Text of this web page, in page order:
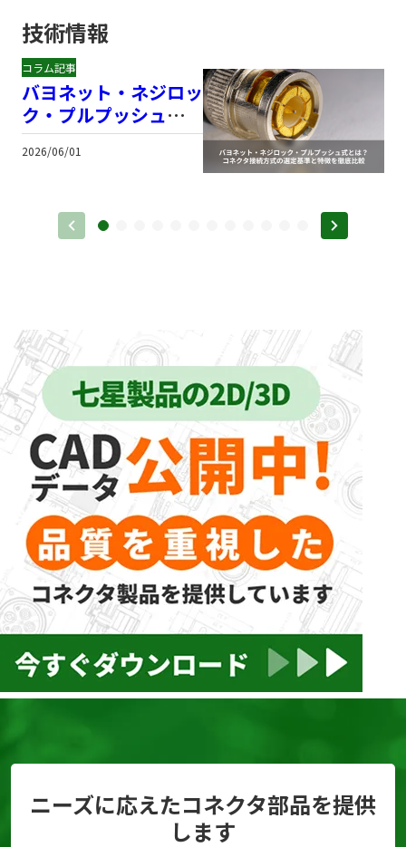
技術情報
コラム記事
バヨネット・ネジロッ
ク・プルプッシュ式と
は？コネクタ接続方式
の選定基準と特徴を徹
2026/06/01
ニーズに応えたコネクタ部品を提供
します